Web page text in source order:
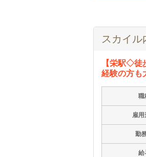
スカイル
【栄駅◇徒
経験の方も
職
雇用
勤
給